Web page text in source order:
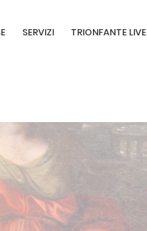
SERVIZI TRIONFANTE LIVE